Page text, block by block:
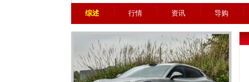
综述 行情 资讯 导购